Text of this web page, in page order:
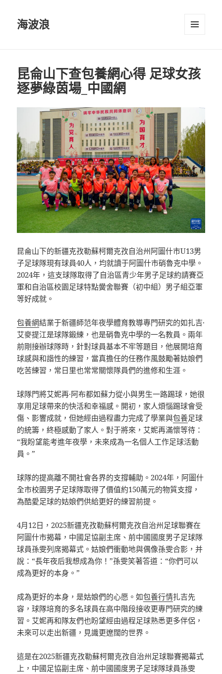
海波浪
昆侖山下查包養網心得 足球女孩
逐夢綠茵場_中國網
昆侖山下的新疆克孜勒蘇柯爾克孜自治州阿圖什市U13男
子足球隊現有球員40人，均就讀于阿圖什市硝魯克中學。
2024年，這支球隊取得了自治區青少年男子足球約請賽亞
軍和自治區校園足球特點黌舍聯賽（初中組）男子組亞軍
等好成就。
包養網結業于新疆師范年夜學體育教導專門研究的如扎吉·
艾麥提江是球隊鍛練，也是硝魯克中學的一名教員。兩年
前剛接辦球隊時，針對球員基本不牢等題目，他展開培育
球感與和諧性的練習，當真擔任的任務作風鼓勵著姑娘們
吃苦練習，常日里也常常關懷隊員們的進修和生涯。
球隊門將艾妮再·阿布都如蘇力從小與男生一路踢球，她很
享用足球帶來的快活和幸福感。開初，家人煩惱踢球會受
傷、影響成就，但她經由過程盡力完成了學業與包養足球
的統籌，終極感動了家人。對于將來，艾妮再滿懷等待：
“我盼望能考進年夜學，未來成為一名個人工作足球活動
員。”
球隊的提高離不開社會各界的支撐輔助。2024年，阿圖什
全市校園男子足球隊取得了價值約150萬元的物質支撐，
為酷愛足球的姑娘們供給更好的練習前提。
4月12日，2025新疆克孜勒蘇柯爾克孜自治州足球聯賽在
阿圖什市揭幕，中國足協副主席、前中國國度男子足球隊
球員孫雯列席揭幕式。姑娘們衝動地與偶像孫雯合影，并
說：“長年夜后我想成為你！”孫雯笑著答道：“你們可以
成為更好的本身。”
成為更好的本身，是姑娘們的心愿。如包養行情扎吉先
容，球隊培育的多名球員在高中階段接收更專門研究的練
習。艾妮再和隊友們也盼望經由過程足球熟悉更多伴侶，
未來可以走出新疆，見識更遼闊的世界。
這是在2025新疆克孜勒蘇柯爾克孜自治州足球聯賽揭幕式
上，中國足協副主席、前中國國度男子足球隊球員孫雯